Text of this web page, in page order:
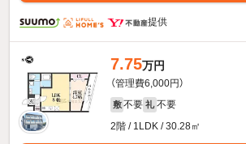
提供
7.75万円
（管理費6,000円）
敷 不要 礼 不要
2階 / 1LDK / 30.28㎡